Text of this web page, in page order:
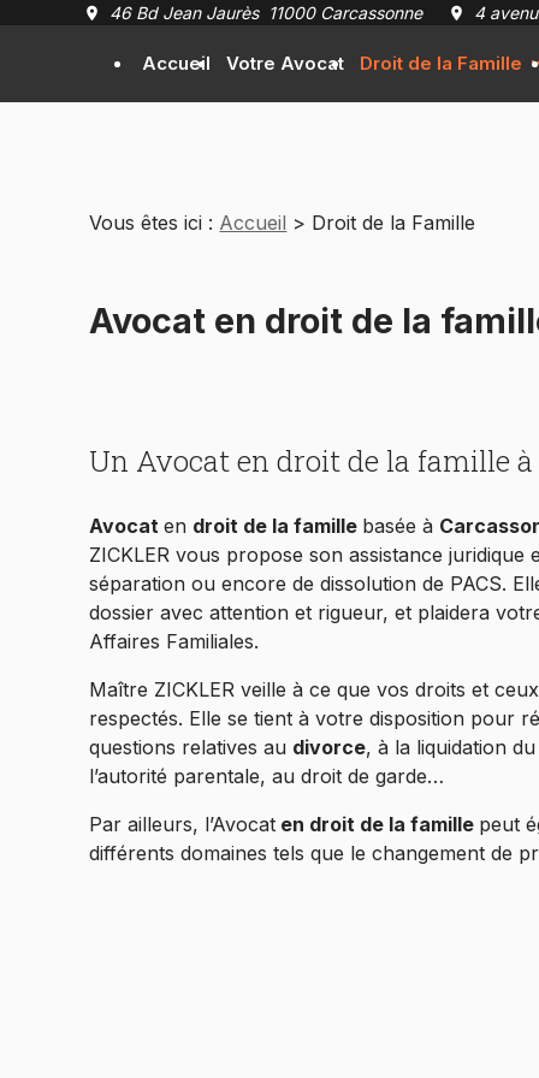
46 Bd Jean Jaurès 11000 Carcassonne 4
Accueil Votre Avocat Droit de la Famille
Vous êtes ici : Accueil > Droit de la Famille
Avocat en droit de la
Un Avocat en droit de la famille
Avocaten droit de la famille basée à
ZICKLER vous propose son assistance juridique
séparation ou encore de dissolution de PACS.
dossier avec attention et rigueur, et plaidera
Affaires Familiales.
Maître ZICKLER veille à ce que vos droits et
respectés. Elle se tient à votre disposition pour
questions relatives au divorce, à la liquidation
l’autorité parentale, au droit de garde…
Par ailleurs, l’Avocat en droit de la famille peut
différents domaines tels que le changement de
Panneau de gestion des cookies